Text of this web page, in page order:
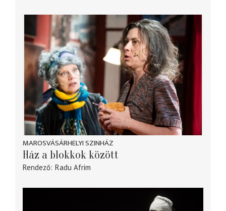
MAROSVÁSÁRHELYI SZINHÁZ
Ház a blokkok között
Rendező Radu Afrim